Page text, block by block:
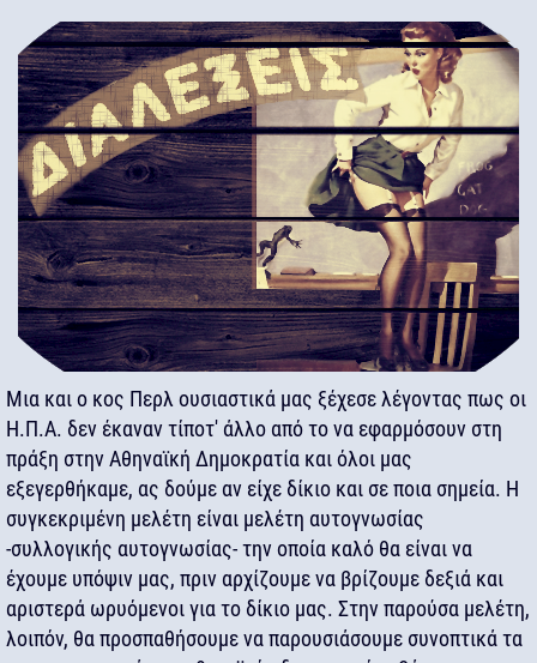
Μια και ο κος Περλ ουσιαστικά μας ξέχεσε λέγοντας πως οι
Η.Π.Α. δεν έκαναν τίποτ' άλλο από το να εφαρμόσουν στη
πράξη στην Αθηναϊκή Δημοκρατία και όλοι μας
εξεγερθήκαμε, ας δούμε αν είχε δίκιο και σε ποια σημεία. Η
συγκεκριμένη μελέτη είναι μελέτη αυτογνωσίας
-συλλογικής αυτογνωσίας- την οποία καλό θα είναι να
έχουμε υπόψιν μας, πριν αρχίζουμε να βρίζουμε δεξιά και
αριστερά ωρυόμενοι για το δίκιο μας. Στην παρούσα μελέτη,
λοιπόν, θα προσπαθήσουμε να παρουσιάσουμε συνοπτικά τα